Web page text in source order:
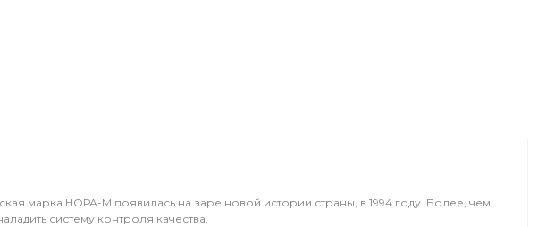
марка НОРА-М появилась на заре новой истории страны, в 1994 году. Более, чем
систему контроля качества.